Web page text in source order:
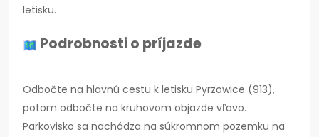
letisku.
Podrobnosti o príjazde
Odbočte na hlavnú cestu k letisku Pyrzowice (913),
potom odbočte na kruhovom objazde vľavo.
Parkovisko sa nachádza na súkromnom pozemku na